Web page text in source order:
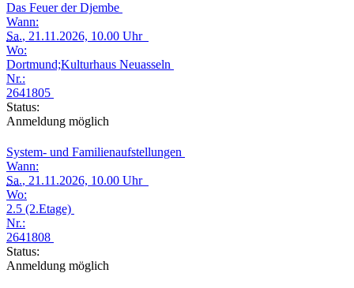
Das Feuer der Djembe
Wann:
Sa., 21.11.2026, 10.00 Uhr
Wo:
Dortmund;Kulturhaus Neuasseln
Nr.:
2641805
Status:
Anmeldung möglich
System- und Familienaufstellungen
Wann:
Sa., 21.11.2026, 10.00 Uhr
Wo:
2.5 (2.Etage)
Nr.:
2641808
Status:
Anmeldung möglich